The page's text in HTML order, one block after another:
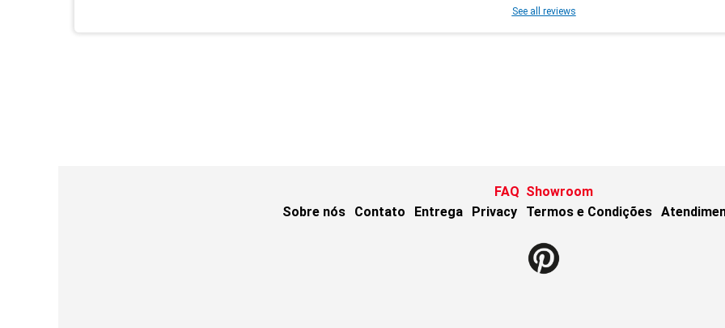
See all reviews
FAQ Showroom
Sobre nós
Contato Entrega Privacy Termos e Condições